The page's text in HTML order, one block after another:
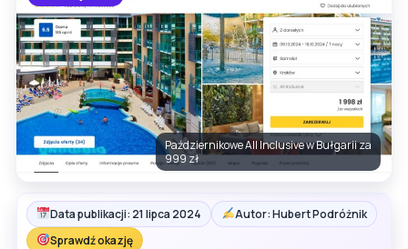
Październikowe All Inclusive w Bułgarii za
999 zł
Data publikacji: 21 lipca 2024
Autor: Hubert Podróżnik
Sprawdź okazję